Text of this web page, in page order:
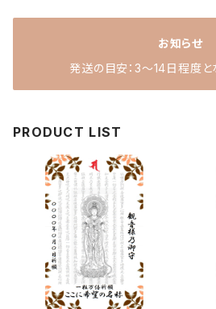
お知らせ
発送の目安：3～14日程度と
PRODUCT LIST